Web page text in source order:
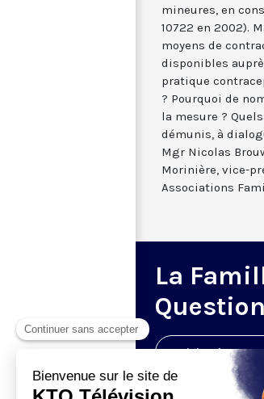
mineures, en
10722 en 2002).
moyens de
disponibles
pratique
? Pourquoi de
la mesure ?
démunis, à
Mgr Nicolas
Morinière, vice-
Associations
La
Visiter la page